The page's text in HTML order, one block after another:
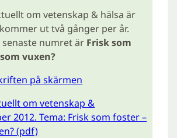
om vetenskap & hälsa är
ut två gånger per år.
numret är Frisk som
vuxen?
på skärmen
om vetenskap &
2012. Tema: Frisk som foster –
(pdf)